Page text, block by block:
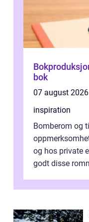
bok
07 august 2026
inspiration
Bomberom og
og hos private
godt disse